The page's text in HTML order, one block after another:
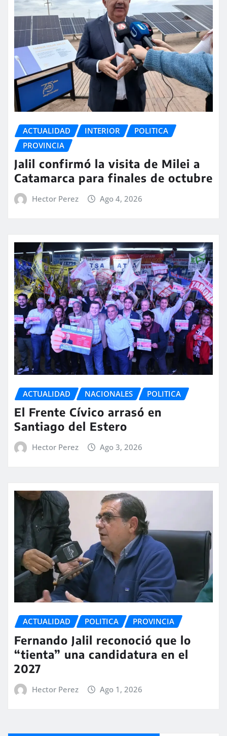
ACTUALIDAD INTERIOR
POLITICA
PROVINCIA
Jalil confirmó la visita de Milei a
Catamarca para finales de octubre
Hector Perez Ago 4, 2026
ACTUALIDAD NACIONALES POLITICA
El Frente Cívico arrasó en
Santiago del Estero
Hector Perez Ago 3, 2026
ACTUALIDAD POLITICA PROVINCIA
Fernando Jalil reconoció que lo
“tienta” una candidatura en el
2027
Hector Perez Ago 1, 2026